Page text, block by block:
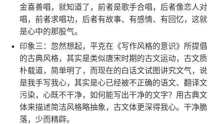
金喜善唱，就知道了，前者是歌手合唱，后者像恋人对
唱，前者求唱功，后者有故事、有感情、有回忆，这就
是心中的那股气。
印象三：忽然想起，平克在《写作风格的意识》所提倡
的古典风格，其实是类似唐宋时期的古文运动，古文质
朴载道，简单明了，而现在的白话文试图讲究文气，说
是我手写我心，其实是心已经被不正确的语文、翻译文
污染，心既不干净，如何能写出干净的文字？用古典文
体来描述简洁风格略抽象，古文体更深得我心。干净脆
落，少而精辟。